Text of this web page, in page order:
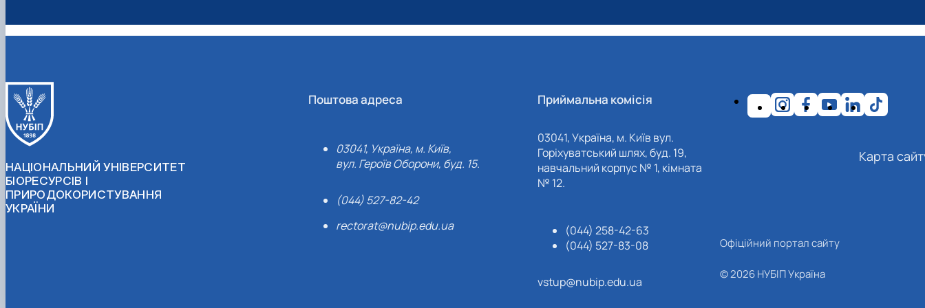
НАЦІОНАЛЬНИЙ УНІВЕРСИТЕТ
БІОРЕСУРСІВ І
ПРИРОДОКОРИСТУВАННЯ
УКРАЇНИ
Поштова адреса
03041, Україна, м. Київ,
вул. Героїв Оборони, буд. 15.
(044) 527-82-42
rectorat@nubip.edu.ua
Приймальна комісія
03041, Україна, м. Київ вул.
Горіхуватський шлях, буд. 19,
навчальний корпус № 1, кімната
№ 12.
(044) 258-42-63
(044) 527-83-08
vstup@nubip.edu.ua
Карта
Офіційний портал сайту
© 2026 НУБІП Україна